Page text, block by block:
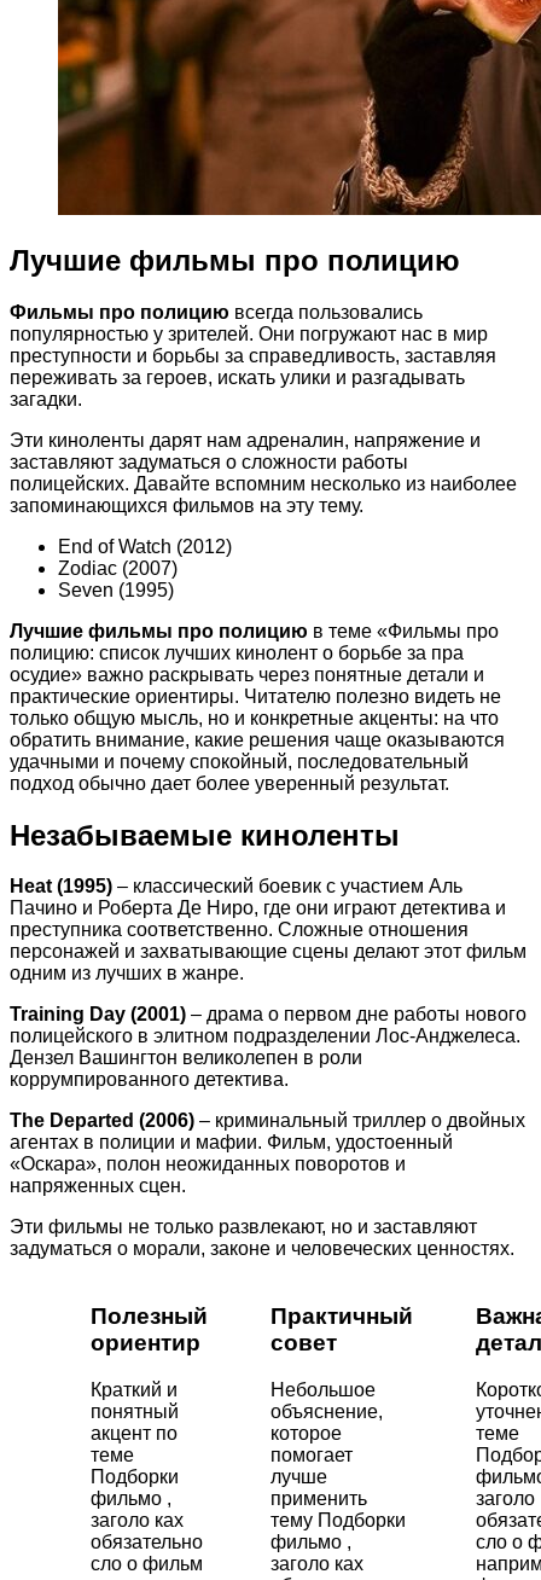
Лучшие фильмы про полицию
Фильмы про полицию всегда пользовались
популярностью у зрителей. Они погружают нас в мир
преступности и борьбы за справедливость, заставляя
переживать за героев, искать улики и разгадывать
загадки.
Эти киноленты дарят нам адреналин, напряжение и
заставляют задуматься о сложности работы
полицейских. Давайте вспомним несколько из наиболее
запоминающихся фильмов на эту тему.
End of Watch (2012)
Zodiac (2007)
Seven (1995)
Лучшие фильмы про полицию в теме «Фильмы про
полицию: список лучших кинолент о борьбе за пра
осудие» важно раскрывать через понятные детали и
практические ориентиры. Читателю полезно видеть не
только общую мысль, но и конкретные акценты: на что
обратить внимание, какие решения чаще оказываются
удачными и почему спокойный, последовательный
подход обычно дает более уверенный результат.
Незабываемые киноленты
Heat (1995) – классический боевик с участием Аль
Пачино и Роберта Де Ниро, где они играют детектива и
преступника соответственно. Сложные отношения
персонажей и захватывающие сцены делают этот фильм
одним из лучших в жанре.
Training Day (2001) – драма о первом дне работы нового
полицейского в элитном подразделении Лос-Анджелеса.
Дензел Вашингтон великолепен в роли
коррумпированного детектива.
The Departed (2006) – криминальный триллер о двойных
агентах в полиции и мафии. Фильм, удостоенный
«Оскара», полон неожиданных поворотов и
напряженных сцен.
Эти фильмы не только развлекают, но и заставляют
задуматься о морали, законе и человеческих ценностях.
Полезный
ориентир
Краткий и
понятный
акцент по
теме
Подборки
фильмо ,
заголо ках
обязательно
сло о фильм
Практичный
совет
Небольшое
объяснение,
которое
помогает
лучше
применить
тему Подборки
фильмо ,
заголо ках
теме
заголо
сло о